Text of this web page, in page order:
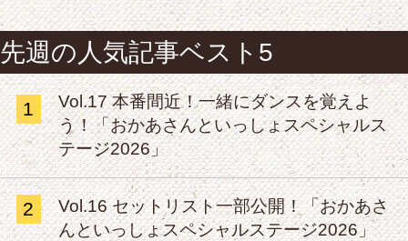
先週の人気記事ベスト5
1
Vol.17 本番間近！一緒にダンスを覚えよ
う！「おかあさんといっしょスペシャルス
テージ2026」
2
Vol.16 セットリスト一部公開！「おかあさ
んといっしょスペシャルステージ2026」